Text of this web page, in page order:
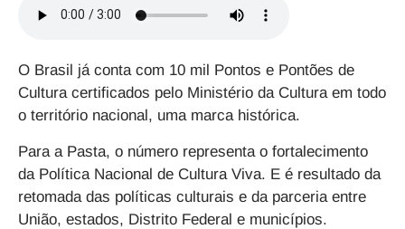
O Brasil já conta com 10 mil Pontos e Pontões de
Cultura certificados pelo Ministério da Cultura em todo
o território nacional, uma marca histórica.
Para a Pasta, o número representa o fortalecimento
da Política Nacional de Cultura Viva. E é resultado da
retomada das políticas culturais e da parceria entre
União, estados, Distrito Federal e municípios.